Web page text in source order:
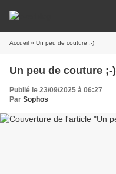
Accueil » Un peu de couture ;-)
Un peu de couture ;-)
Publié le 23/09/2025 à 06:27
Par Sophos